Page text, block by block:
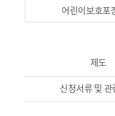
어린이보호포
제도
신청서류 및 관